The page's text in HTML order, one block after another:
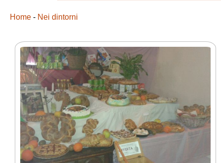
Home - Nei dintorni